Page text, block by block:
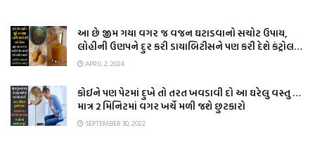
આ છે જીમ ગયા વગર જ વજન ઘટાડવાનો સચોટ ઉપાય,
લોહીની ઉણપને દુર કરી ડાયાબિટીસને પણ કરી દેશે કંટ્રોલ…
APRIL 2, 2024
કોઈને પણ પેટમાં દુખે તો તરત ખવડાવી દો આ ઘરેલુ વસ્તુ …
માત્ર 2 મિનિટમાં વગર ખર્ચે મળી જશે છુટકારો
SEPTEMBER 30, 2022